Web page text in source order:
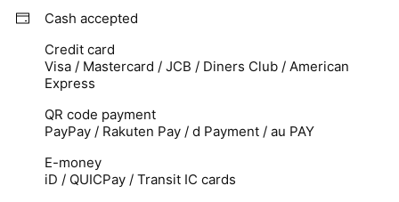
丁寧に確認しながら、その日に必要な施術を行います。
完全個室の落ち着いた空間をご用意しておりますので、周りを
気にすることなく、ゆったりとした時間をお過ごしいただけま
また、経済産業省推進の**「おもてなし規格認証（紺認証）」
**を取得し、お客様に安心してご利用いただけるサービスづく
りにも力を入れています。
Cash accepted
Credit card
Visa / Mastercard / JCB / Diners Club / American
Express
QR code payment
PayPay / Rakuten Pay / d Payment / au PAY
E-money
iD / QUICPay / Transit IC cards